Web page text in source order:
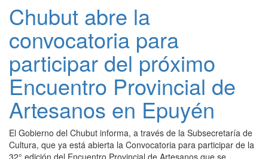
Chubut abre la
convocatoria para
participar del próximo
Encuentro Provincial de
Artesanos en Epuyén
El Gobierno del Chubut informa, a través de la Subsecretaría de
Cultura, que ya está abierta la Convocatoria para participar de la
32° edición del Encuentro Provincial de Artesanos que se